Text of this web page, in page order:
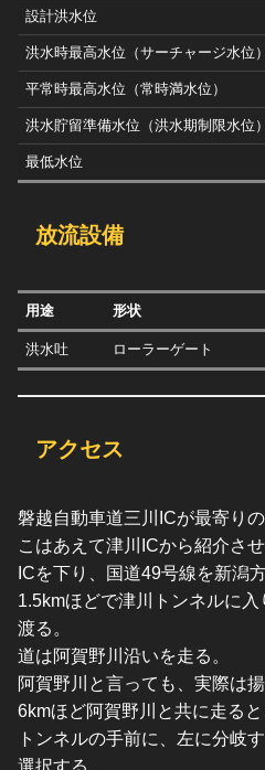
設計洪水位
洪水時最高水位（サーチャージ水位）
平常時最高水位（常時満水位）
洪水貯留準備水位（洪水期制限水位）
最低水位
放流設備
用途 形状
洪水吐 ローラーゲート
アクセス
磐越自動車道三川ICが最寄り
こはあえて津川ICから紹介させ
ICを下り、国道49号線を新潟
1.5kmほどで津川トンネルに
渡る。
道は阿賀野川沿いを走る。
阿賀野川と言っても、実際は
6kmほど阿賀野川と共に走る
トンネルの手前に、左に分岐
選択する。